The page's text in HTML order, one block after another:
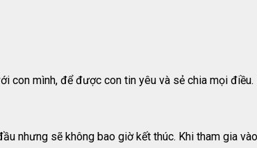
con mình, để được con tin yêu và sẻ chia mọi
nhưng sẽ không bao giờ kết thúc. Khi tham gia